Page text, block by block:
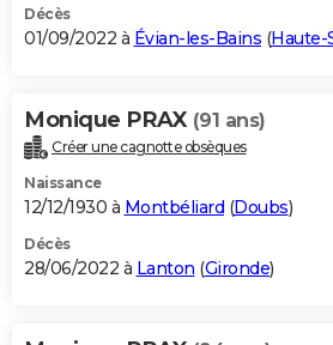
Décès
01/09/2022 à Évian-les-Bains (Haute-
Monique PRAX (91 ans)
Créer une cagnotte obsèques
Naissance
12/12/1930 à Montbéliard (Doubs)
Décès
28/06/2022 à Lanton (Gironde)